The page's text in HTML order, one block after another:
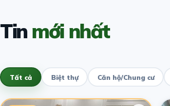
Tinmới nhất
Tất cả Biệt thự Căn hộ/Chung cư